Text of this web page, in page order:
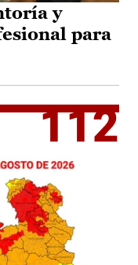
y
para
112